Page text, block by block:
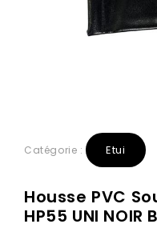
Catégorie : Etui
Housse PVC
HP55 UNI NOIR